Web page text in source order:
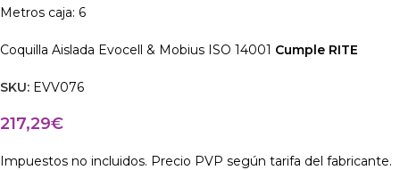
Metros caja: 6
Coquilla Aislada Evocell & Mobius ISO 14001 Cumple RITE
SKU: EVV076
217,29€
Impuestos no incluidos. Precio PVP según tarifa del fabricante.